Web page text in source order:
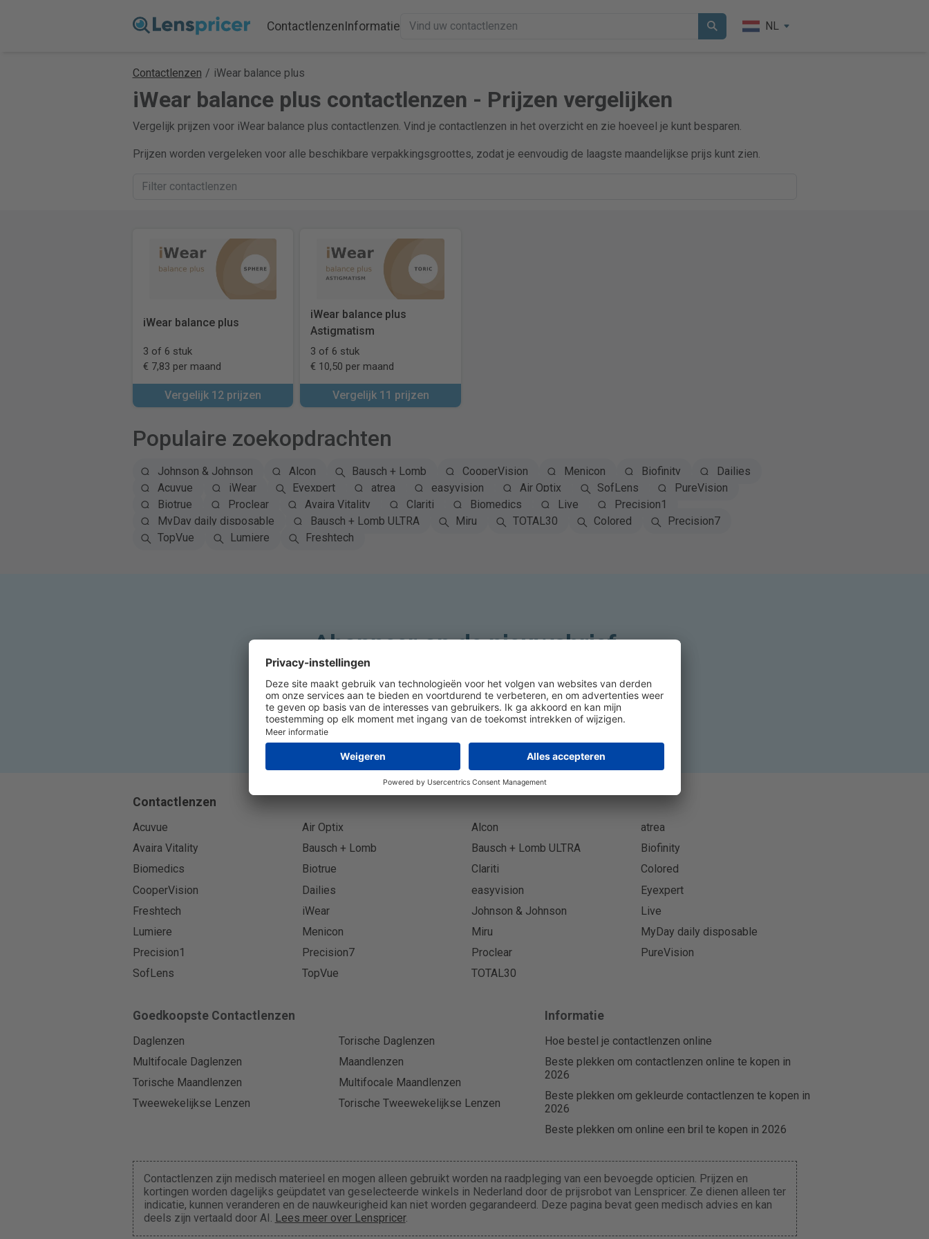
ContactlenzenInformatie NL
Contactlenzen / iWear balance plus
iWear balance plus contactlenzen - Prijzen vergelijken
Vergelijk prijzen voor iWear balance plus contactlenzen. Vind je contactlenzen in het overzicht en zie hoeveel je kunt besparen.
Prijzen worden vergeleken voor alle beschikbare verpakkingsgroottes, zodat je eenvoudig de laagste maandelijkse prijs kunt zien.
iWear balance plus
3 of 6 stuk
€ 7,83 per maand
Vergelijk 12 prijzen
iWear balance plus
Astigmatism
3 of 6 stuk
€ 10,50 per maand
Vergelijk 11 prijzen
Populaire zoekopdrachten
Johnson & Johnson Alcon Bausch + Lomb CooperVision Menicon Biofinity
Dailies
Acuvue
iWear Eyexpert atrea easyvision Air Optix SofLens
PureVision
Biotrue
Proclear Avaira Vitality Clariti Biomedics Live
Precision1
MyDay daily disposable
Bausch + Lomb ULTRA Miru TOTAL30 Colored
Precision7
TopVue
Lumiere Freshtech
Abonneer op de nieuwsbrief
Abonneer
Contactlenzen
Acuvue Air Optix Alcon
atrea
Avaira Vitality
Bausch + Lomb Bausch + Lomb ULTRA
Biofinity
Biomedics
Biotrue Clariti
Colored
CooperVision
Dailies easyvision
Eyexpert
Freshtech
iWear Johnson & Johnson
Live
Lumiere
Menicon Miru
MyDay daily disposable
Precision1
Precision7 Proclear
PureVision
SofLens
TopVue TOTAL30
Goedkoopste Contactlenzen
Daglenzen
Torische Daglenzen
Multifocale Daglenzen
Maandlenzen
Torische Maandlenzen
Multifocale Maandlenzen
Tweewekelijkse Lenzen
Torische Tweewekelijkse Lenzen
Informatie
Hoe bestel je contactlenzen online
Beste plekken om contactlenzen online te kopen in
2026
Beste plekken om gekleurde contactlenzen te kopen in
2026
Beste plekken om online een bril te kopen in 2026
Contactlenzen zijn medisch materieel en mogen alleen gebruikt worden na raadpleging van een bevoegde opticien. Prijzen en
kortingen worden dagelijks geüpdatet van geselecteerde winkels in Nederland door de prijsrobot van Lenspricer. Ze dienen alleen ter
indicatie, kunnen veranderen en de nauwkeurigheid kan niet worden gegarandeerd. Deze pagina bevat geen medisch advies en kan
deels zijn vertaald door AI. Lees meer over Lenspricer.